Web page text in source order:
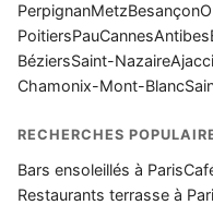
PerpignanMetzBesançon
PoitiersPauCannesAntibes
BéziersSaint-Nazaire
Chamonix-Mont-Blanc
RECHERCHES
Bars ensoleillés à Paris
Restaurants terrasse à